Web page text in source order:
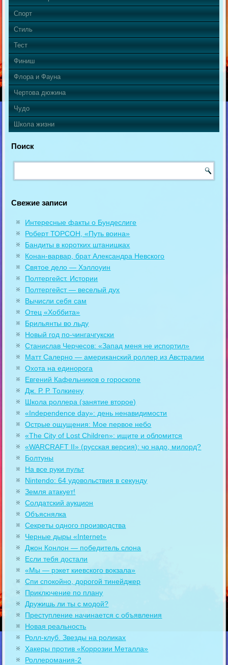
Спорт
Стиль
Тест
Финиш
Флора и Фауна
Чертова дюжина
Чудо
Школа жизни
Поиск
Свежие записи
Интересные факты о Бундеслиге
Роберт ТОРСОН, «Путь воина»
Бандиты в коротких штанишках
Конан-варвар, брат Александра Невского
Святое дело — Хэллоуин
Полтергейст. Истории
Полтергейст — веселый дух
Вычисли себя сам
Отец «Хоббита»
Брильянты во льду
Новый год по-чингачгукски
Станислав Черчесов: «Запад меня не испортил»
Матт Салерно — американский роллер из Австралии
Охота на единорога
Евгений Кафельников о гороскопе
Дж. Р. Р. Толкиену
Школа роллера (занятие второе)
«Independence day»: день ненавидимости
Острые ощущения: Мое первое небо
«The City of Lost Children»: ищите и обломится
«WARCRAFT II» (русская версия): чо надо, милорд?
Болтуны
На все руки пульт
Nintendo: 64 удовольствия в секунду
Земля атакует!
Солдатский аукцион
Объяснялка
Секреты одного производства
Черные дыры «Internet»
Джон Конлон — победитель слона
Если тебя достали
«Мы — рэкет киевского вокзала»
Спи спокойно, дорогой тинейджер
Приключение по плану
Дружишь ли ты с модой?
Преступление начинается с объявления
Новая реальность
Ролл-клуб. Звезды на роликах
Хакеры против «Коррозии Металла»
Роллеромания-2